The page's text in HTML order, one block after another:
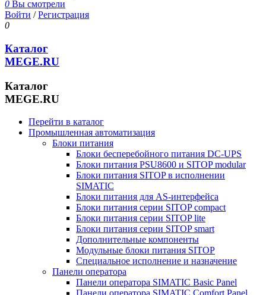
0 Вы смотрели
Войти /Регистрация
0
Каталог
MEGE.RU
Каталог
MEGE.RU
Перейти в каталог
Промышленная автоматизация
Блоки питания
Блоки бесперебойного питания DC-UPS
Блоки питания PSU8600 и SITOP modular
Блоки питания SITOP в исполнении
SIMATIC
Блоки питания для AS-интерфейса
Блоки питания серии SITOP compact
Блоки питания серии SITOP lite
Блоки питания серии SITOP smart
Дополнительные компоненты
Модульные блоки питания SITOP
Специальное исполнение и назначение
Панели оператора
Панели оператора SIMATIC Basic Panel